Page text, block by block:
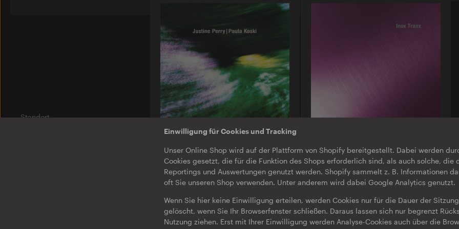
Einwilligung für Cookies und Tracking
Unser Online Shop wird auf der Plattform von Shopify bereitgestellt. Dabei werden
Cookies gesetzt, die für die Funktion des Shops erforderlich sind, als auch solche, die
Reportings und Auswertungen genutzt werden. Shopify sammelt z. B. Informationen
oft Sie unseren Shop verwenden. Unter anderem wird dabei Google Analytics genutzt.
Wenn Sie hier keine Einwilligung erteilen, werden Cookies nur für die Dauer der
gelöscht, wenn Sie Ihr Browserfenster schließen. Daraus lassen sich nur begrenzt
Nutzung ziehen. Erst mit Ihrer Einwilligung werden Analyse-Cookies auch über die
Standort
Justine Perry & Paula Koski |
Paired Works
· Download
Inox Traxx | Love Letter
EP Download Limited Edition